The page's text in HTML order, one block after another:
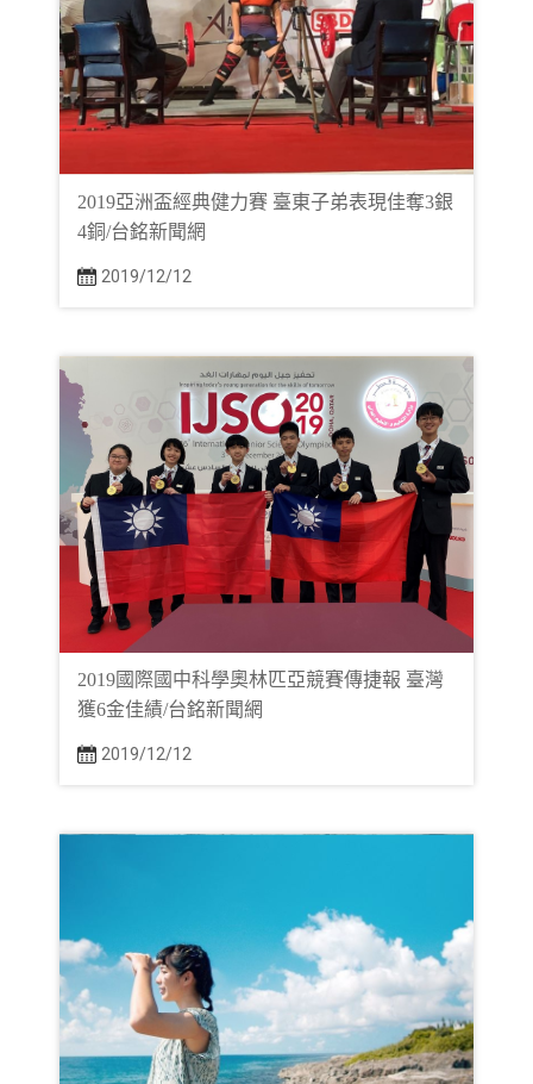
2019亞洲盃經典健力賽 臺東子弟表現佳奪3銀
4銅/台銘新聞網
2019/12/12
2019國際國中科學奧林匹亞競賽傳捷報 臺灣
獲6金佳績/台銘新聞網
2019/12/12